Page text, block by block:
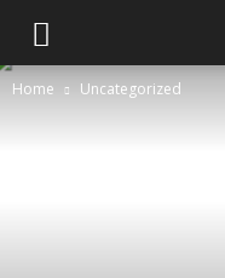
Home Uncategorized